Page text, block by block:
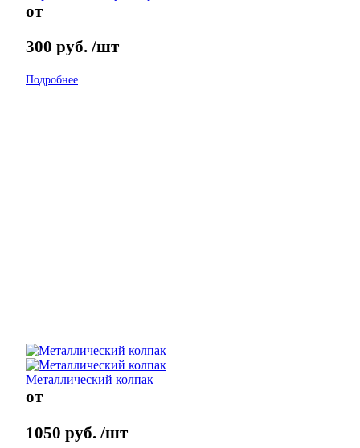
от
300 руб. /шт
Подробнее
Металлический колпак
от
1050 руб. /шт